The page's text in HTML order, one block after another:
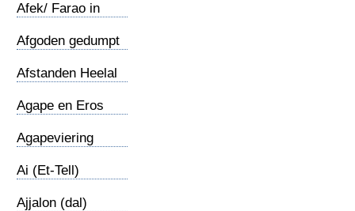
Afek/ Farao in
Afgoden gedumpt
Afstanden Heelal
Agape en Eros
Agapeviering
Ai (Et-Tell)
Ajjalon (dal)